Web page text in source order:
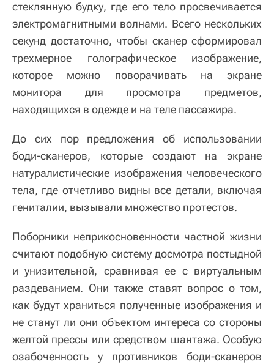
стеклянную будку, где его тело просвечивается
электромагнитными волнами. Всего нескольких
секунд достаточно, чтобы сканер сформировал
трехмерное голографическое изображение,
которое можно поворачивать на экране
монитора для просмотра предметов,
находящихся в одежде и на теле пассажира.
До сих пор предложения об использовании
боди-сканеров, которые создают на экране
натуралистические изображения человеческого
тела, где отчетливо видны все детали, включая
гениталии, вызывали множество протестов.
Поборники неприкосновенности частной жизни
считают подобную систему досмотра постыдной
и унизительной, сравнивая ее с виртуальным
раздеванием. Они также ставят вопрос о том,
как будут храниться полученные изображения и
не станут ли они объектом интереса со стороны
желтой прессы или средством шантажа. Особую
озабоченность у противников боди-сканеров